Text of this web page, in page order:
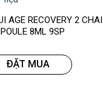
AGE RECOVERY 2 CHAI
8ML 9SP
ĐẶT MUA